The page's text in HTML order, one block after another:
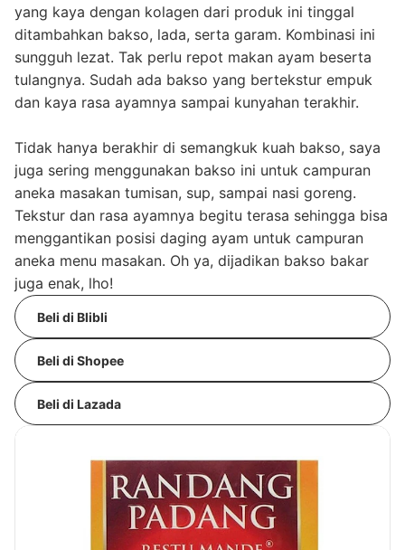
yang kaya dengan kolagen dari produk ini tinggal
ditambahkan bakso, lada, serta garam. Kombinasi ini
sungguh lezat. Tak perlu repot makan ayam beserta
tulangnya. Sudah ada bakso yang bertekstur empuk
dan kaya rasa ayamnya sampai kunyahan terakhir.
Tidak hanya berakhir di semangkuk kuah bakso, saya
juga sering menggunakan bakso ini untuk campuran
aneka masakan tumisan, sup, sampai nasi goreng.
Tekstur dan rasa ayamnya begitu terasa sehingga bisa
menggantikan posisi daging ayam untuk campuran
aneka menu masakan. Oh ya, dijadikan bakso bakar
juga enak, lho!
Beli di Blibli
Beli di Shopee
Beli di Lazada